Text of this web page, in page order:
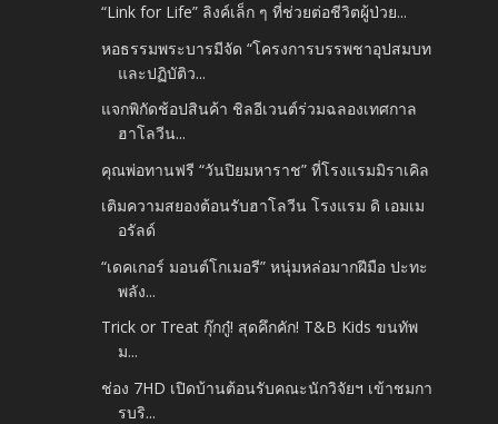
“Link for Life” ลิงค์เล็ก ๆ ที่ช่วยต่อชีวิตผู้ป่วย...
หอธรรมพระบารมีจัด “โครงการบรรพชาอุปสมบท
และปฏิบัติว...
แจกพิกัดช้อปสินค้า ชิลอีเวนต์ร่วมฉลองเทศกาล
ฮาโลวีน...
คุณพ่อทานฟรี “วันปิยมหาราช” ที่โรงแรมมิราเคิล
เติมความสยองต้อนรับฮาโลวีน โรงแรม ดิ เอมเม
อรัลด์
“เดคเกอร์ มอนต์โกเมอรี” หนุ่มหล่อมากฝีมือ ปะทะ
พลัง...
Trick or Treat กุ๊กกู๋! สุดคึกคัก! T&B Kids ขนทัพ
ม...
ช่อง 7HD เปิดบ้านต้อนรับคณะนักวิจัยฯ เข้าชมกา
รบริ...